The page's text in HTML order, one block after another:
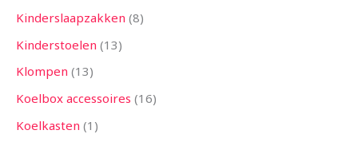
Kinderslaapzakken 8
Kinderstoelen 13
Klompen 13
Koelbox accessoires 16
Koelkasten 1